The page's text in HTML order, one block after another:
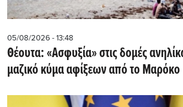
05/08/2026 - 13:48
Θέουτα: «Ασφυξία» στις δομές
μαζικό κύμα αφίξεων από το Μαρόκο